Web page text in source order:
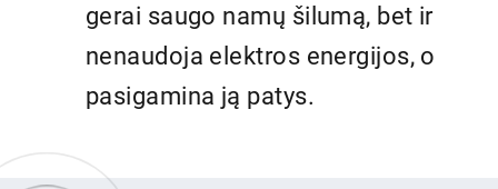
gerai saugo namų šilumą, bet ir
nenaudoja elektros energijos, o
pasigamina ją patys.